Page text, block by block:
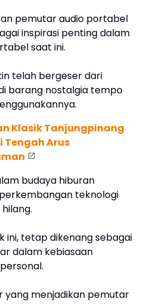
pemutar audio portabel
inspirasi penting dalam
saat ini.
telah bergeser dari
barang nostalgia tempo
Klasik Tanjungpinang
Tengah Arus
budaya hiburan
teknologi
ini, tetap dikenang sebagai
dalam kebiasaan
yang menjadikan pemutar